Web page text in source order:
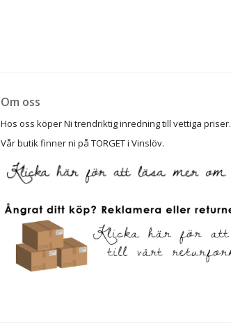
Om oss
Hos oss köper Ni trendriktig inredning till vettiga priser.
Vår butik finner ni på TORGET i Vinslöv.